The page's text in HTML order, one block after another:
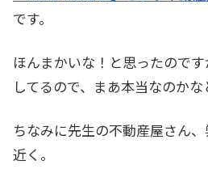
です。
ほんまかいな！と思ったので
してるので、まあ本当なのかな
ちなみに先生の不動産屋さん
近く。